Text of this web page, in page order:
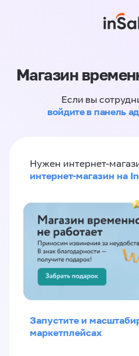
Магазин
Если вы
войдите в панель
Нужен интернет-
интернет-магазин на
Запустите и
маркетплейсах